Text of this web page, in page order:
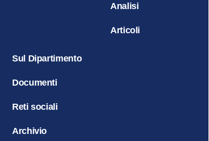
Analisi
Articoli
Sul Dipartimento
Documenti
Reti sociali
Archivio